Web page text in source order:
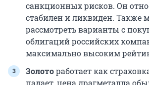
санкционных рисков. Он
стабилен и ликвиден. Также
рассмотреть варианты с
облигаций российских
максимально высоким
Золотоработает как